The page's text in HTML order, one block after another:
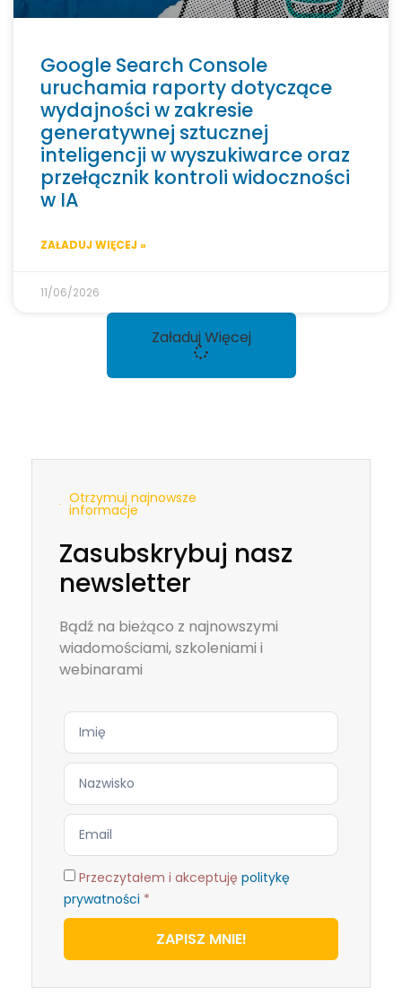
Google Search Console
uruchamia raporty dotyczące
wydajności w zakresie
generatywnej sztucznej
inteligencji w wyszukiwarce oraz
przełącznik kontroli widoczności
w IA
ZAŁADUJ WIĘCEJ »
11/06/2026
Załaduj Więcej
Otrzymuj najnowsze
informacje
Zasubskrybuj nasz
newsletter
Bądź na bieżąco z najnowszymi
wiadomościami, szkoleniami i
webinarami
Przeczytałem i akceptuję politykę
prywatności *
ZAPISZ MNIE!